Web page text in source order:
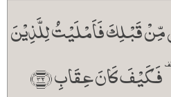
قَبۡلِکَ فَاَمۡلَیۡتُ لِلَّذِیۡنَ
کَانَ عِقَابِ ﴿۳۲﴾